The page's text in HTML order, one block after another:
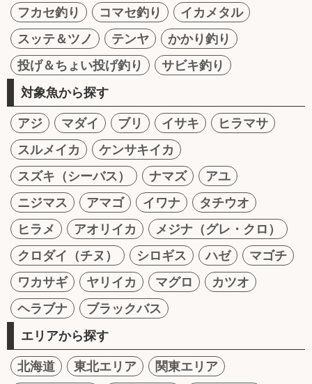
フカセ釣り
コマセ釣り
イカメタル
スッテ＆ツノ
テンヤ
かかり釣り
投げ＆ちょい投げ釣り
サビキ釣り
対象魚から探す
アジ マダイ ブリ イサキ
ヒラマサ
スルメイカ
ケンサキイカ
スズキ（シーバス）
ナマズ
アユ
ニジマス
アマゴ イワナ
タチウオ
ヒラメ
アオリイカ
メジナ（グレ・クロ）
クロダイ（チヌ）
シロギス ハゼ
マゴチ
ワカサギ
ヤリイカ マグロ
カツオ
ヘラブナ
ブラックバス
エリアから探す
北海道 東北エリア
関東エリア